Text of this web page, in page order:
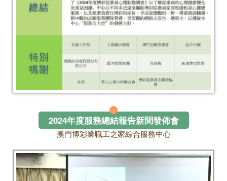
2024年度服務總結報告新聞發佈會
澳門博彩業職工之家綜合服務中心